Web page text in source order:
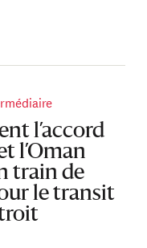
l’accord
l’Oman
train de
le transit